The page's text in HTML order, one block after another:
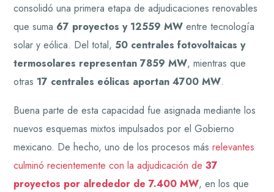
consolidó una primera etapa de adjudicaciones renovables
que suma 67 proyectos y 12559 MW entre tecnología
solar y eólica. Del total, 50 centrales fotovoltaicas y
termosolares representan 7859 MW, mientras que
otras 17 centrales eólicas aportan 4700 MW.
Buena parte de esta capacidad fue asignada mediante los
nuevos esquemas mixtos impulsados por el Gobierno
mexicano. De hecho, uno de los procesos másrelevantes
culminó recientemente con la adjudicación de37
proyectos por alrededor de 7.400 MW, en los que